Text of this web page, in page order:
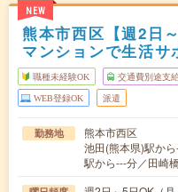
NEW
熊本市西区【週2日
マンションで生活サ
職種未経験OK 交通費別途支
WEB登録OK 派遣
勤務地
熊本市西区
池田(熊本県)駅か
駅から---分／田崎